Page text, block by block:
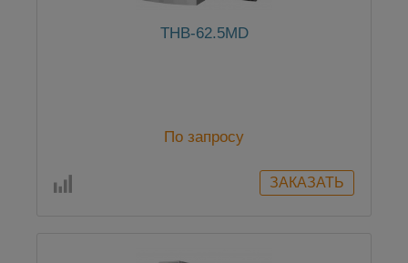
THB-62.5MD
По запросу